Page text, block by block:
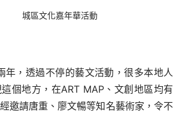
城區文化嘉年華活動
年，透過不停的藝文活動，很多本地人
個地方， 在ART MAP、文創地區均有
邀請唐重、廖文暢等知名藝術家，令不